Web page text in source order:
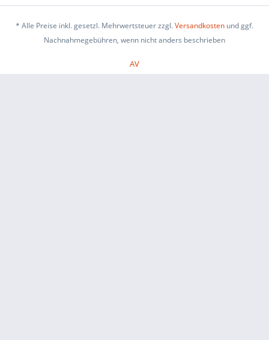
* Alle Preise inkl. gesetzl. Mehrwertsteuer zzgl.Versandkosten und ggf.
Nachnahmegebühren, wenn nicht anders beschrieben
AV